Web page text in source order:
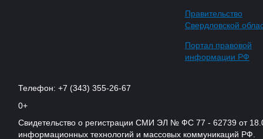
Правительство
Свердловской
Портал правовой
информации РФ
Телефон: +7 (343) 355-26-67
0+
Свидетельство о регистрации СМИ ЭЛ № ФС 77 - 62739 от
информационных технологий и массовых коммуникаций РФ.